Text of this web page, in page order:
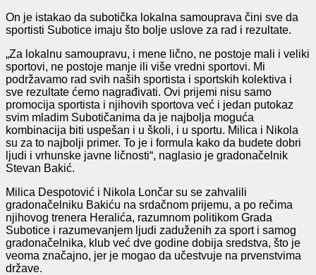
On je istakao da subotička lokalna samouprava čini sve da
sportisti Subotice imaju što bolje uslove za rad i rezultate.
„Za lokalnu samoupravu, i mene lično, ne postoje mali i veliki
sportovi, ne postoje manje ili više vredni sportovi. Mi
podržavamo rad svih naših sportista i sportskih kolektiva i
sve rezultate ćemo nagrađivati. Ovi prijemi nisu samo
promocija sportista i njihovih sportova već i jedan putokaz
svim mladim Subotičanima da je najbolja moguća
kombinacija biti uspešan i u školi, i u sportu. Milica i Nikola
su za to najbolji primer. To je i formula kako da budete dobri
ljudi i vrhunske javne ličnosti“, naglasio je gradonačelnik
Stevan Bakić.
Milica Despotović i Nikola Lončar su se zahvalili
gradonačelniku Bakiću na srdačnom prijemu, a po rečima
njihovog trenera Heralića, razumnom politikom Grada
Subotice i razumevanjem ljudi zaduženih za sport i samog
gradonačelnika, klub već dve godine dobija sredstva, što je
veoma značajno, jer je mogao da učestvuje na prvenstvima
države.